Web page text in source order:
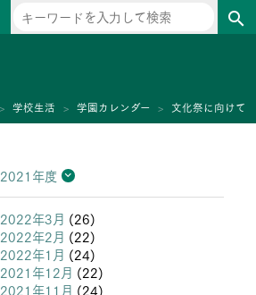
search
学校生活 学園カレンダー 文化祭に向けて
2021年度
2026年度
2025年度
2024年度
2023年度
2022年度
2021年度
2020年度
2019年度
2018年度
2017年度
2016年度
2015年度
2014年度
2013年度
2022年3月 (26)
2022年2月 (22)
2022年1月 (24)
2021年12月 (22)
2021年11月 (24)